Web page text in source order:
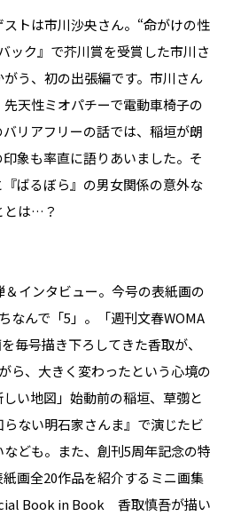
トは市川沙央さん。“命がけの性
ック』で芥川賞を受賞した市川さ
う、初の出張編です。市川さん
天性ミオパチーで電動車椅子の
リアフリーの話では、稲垣が朗
象も率直に語りあいました。そ
ばるぼら』の男女関係の意外な
とは…？
インタビュー。今号の表紙画の
なんで「5」。「週刊文春WOMA
毎号描き下ろしてきた香取が、
ら、大きく変わったという心境の
い地図」始動前の稲垣、草彅と
ない明石家さんま』で演じたビ
ども。また、創刊5周年記念の特
画全20作品を紹介するミニ画集
Book in Book 香取慎吾が描い